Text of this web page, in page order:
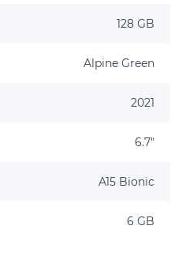
128 GB
Alpine Green
2021
6.7"
A15 Bionic
6 GB